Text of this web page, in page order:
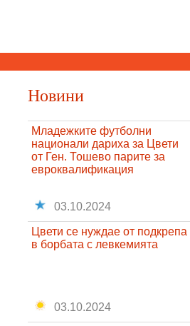
Новини
Младежките футболни
национали дариха за Цвети
от Ген. Тошево парите за
евроквалификация
03.10.2024
Цвети се нуждае от подкрепа
в борбата с левкемията
03.10.2024